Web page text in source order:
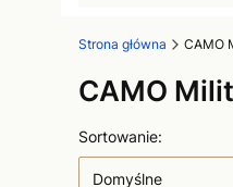
Strona główna CAMO
CAMO
Lista
Sortowanie:
Domyślne